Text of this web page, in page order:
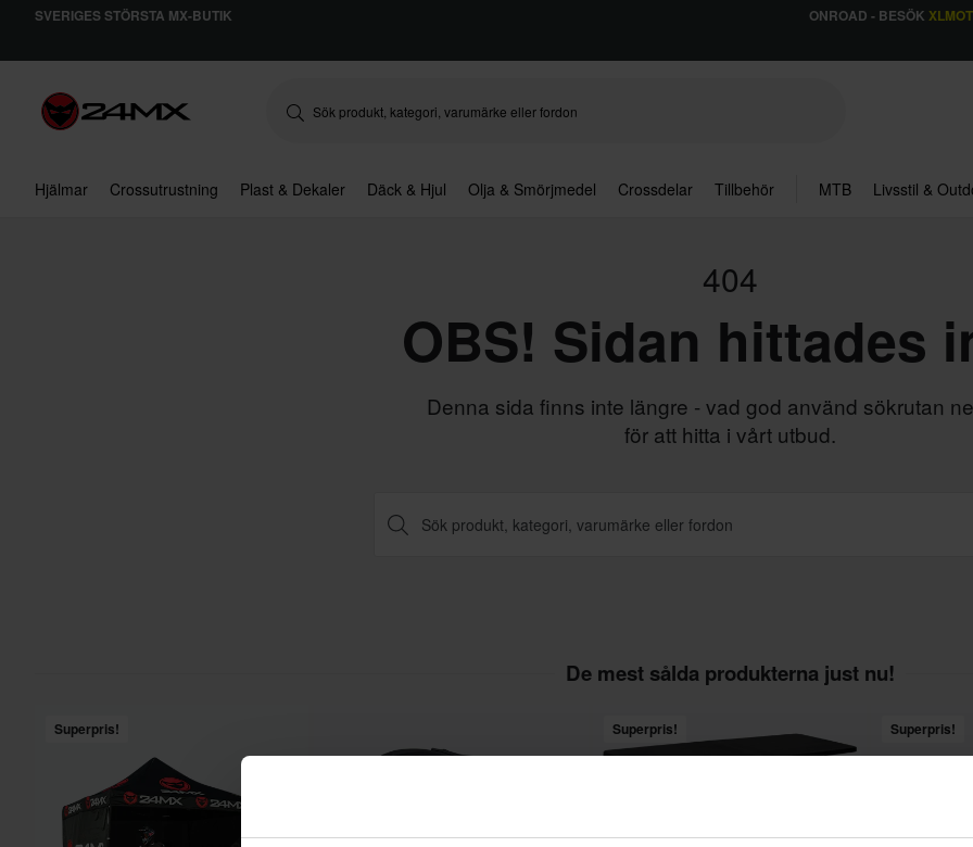
SVERIGES STÖRSTA MX-BUTIK ONROAD - BESÖK
Hjälmar Crossutrustning Plast & Dekaler Däck & Hjul Olja & Smörjmedel Crossdelar Tillbehör MTB Livsstil &
404
OBS! Sidan hittades
Denna sida finns inte längre - vad god använd sökrutan
för att hitta i vårt utbud.
De mest sålda produkterna just nu!
Superpris! Superpris! Superpris!